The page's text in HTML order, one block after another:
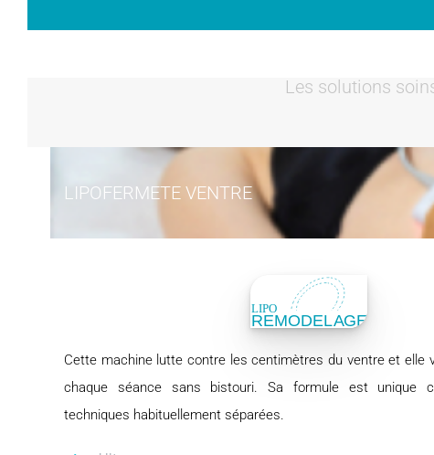
Les solutions
LIPOFERMETE VENTRE
Cette machine lutte contre les centimètres du ventre et elle
chaque séance sans bistouri. Sa formule est unique
techniques habituellement séparées.